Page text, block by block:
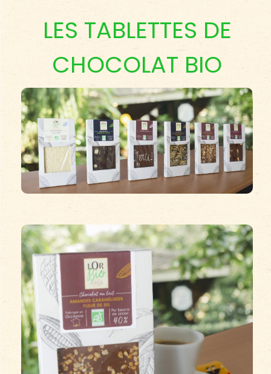
LES TABLETTES DE
CHOCOLAT BIO